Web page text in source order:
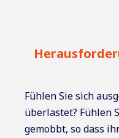
Fühlen Sie sich
überlastet? Fühlen
gemobbt, so dass